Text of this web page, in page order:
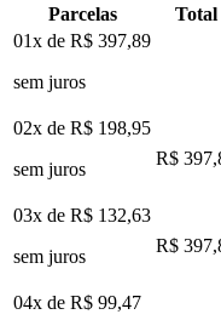
Parcelas
Total
01x de R$ 397,89
sem juros
02x de R$ 198,95
sem juros
R$
03x de R$ 132,63
sem juros
R$
04x de R$ 99,47